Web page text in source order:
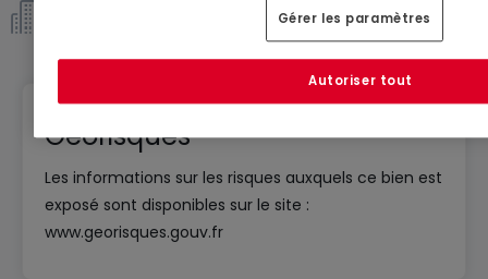
appartement d'exception au sein de la résidence
OPEN IMMOBILIER 20, ALLEE CHATEAU DE GASSION
57100 THIONVILLE- 03.82.54.73.57
Géorisques
Les informations sur les risques auxquels ce bien est
exposé sont disponibles sur le site :
www.georisques.gouv.fr
Gérer les paramètres
Autoriser tout